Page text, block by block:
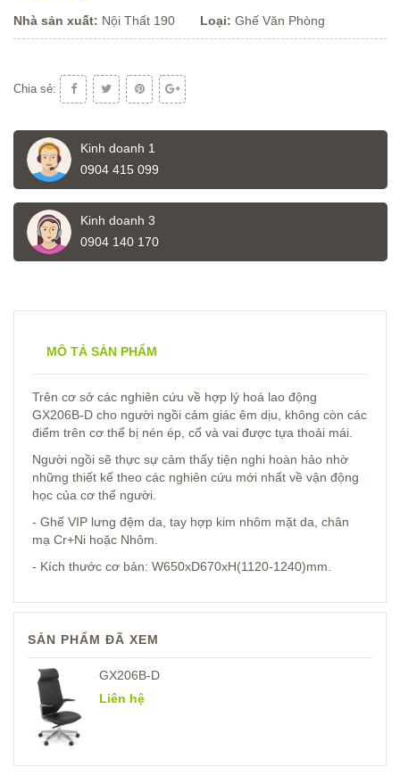
Nhà sản xuất: Nội Thất 190 Loại: Ghế Văn Phòng
Chia sẻ:
Kinh doanh 1
0904 415 099
Kinh doanh 3
0904 140 170
MÔ TẢ SẢN PHẨM
Trên cơ sở các nghiên cứu về hợp lý hoá lao động
GX206B-D cho người ngồi cảm giác êm dịu, không còn các
điểm trên cơ thể bị nén ép, cổ và vai được tựa thoải mái.
Người ngồi sẽ thực sự cảm thấy tiện nghi hoàn hảo nhờ
những thiết kế theo các nghiên cứu mới nhất về vận động
học của cơ thể người.
- Ghế VIP lưng đệm da, tay hợp kim nhôm mặt da, chân
mạ Cr+Ni hoặc Nhôm.
- Kích thước cơ bản: W650xD670xH(1120-1240)mm.
SẢN PHẨM ĐÃ XEM
GX206B-D
Liên hệ